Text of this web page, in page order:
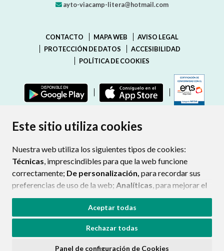
Este sitio utiliza cookies
Nuestra web utiliza los siguientes tipos de cookies:
Técnicas, imprescindibles para que la web funcione
correctamente; De personalización, para recordar sus
preferencias de uso de la web; Analíticas, para mejorar el
funcionamiento de la web y sus servicios.
Si acepta pulsando el botón“Aceptar todas”
consideramos que acepta su uso. Si pulsa el botón
Aceptar todas
Rechazar todas
Panel de configuración de Cookies
ayto-viacamp-litera@hotmail.com
CONTACTO MAPA WEB
AVISO LEGAL
PROTECCIÓN DE DATOS
ACCESIBILIDAD
POLÍTICA DE COOKIES